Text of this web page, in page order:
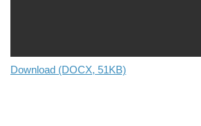
Download (DOCX, 51KB)